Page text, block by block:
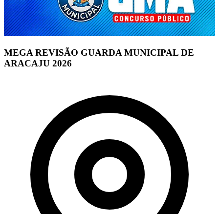
MEGA REVISÃO GUARDA MUNICIPAL DE
ARACAJU 2026